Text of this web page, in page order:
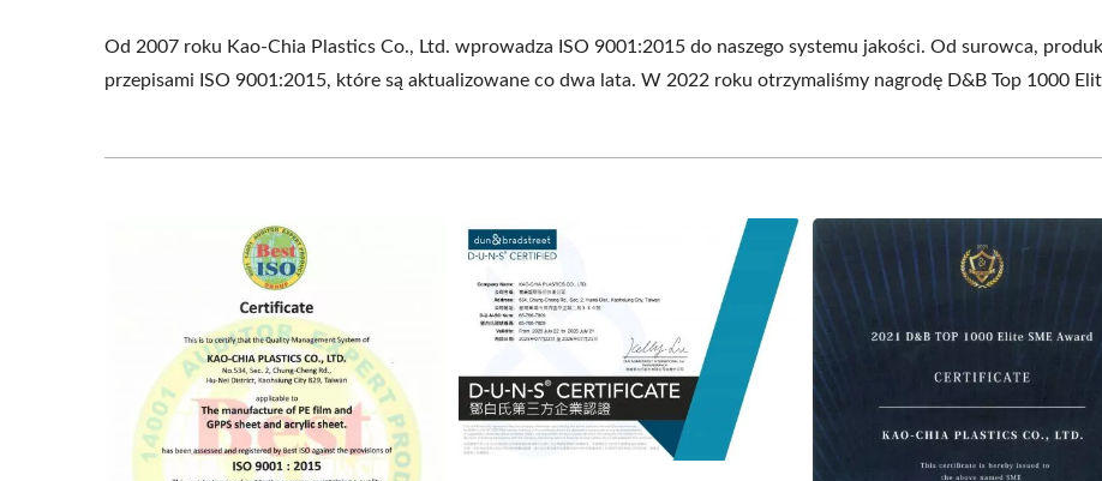
Od 2007 roku Kao-Chia Plastics Co., Ltd. wprowadza ISO 9001:2015 do naszego systemu jakości. Od surowca,
przepisami ISO 9001:2015, które są aktualizowane co dwa lata. W 2022 roku otrzymaliśmy nagrodę D&B Top 1000